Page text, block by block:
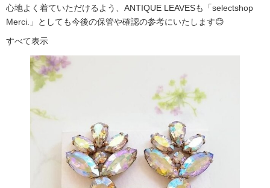
心地よく着ていただけるよう、ANTIQUE LEAVESも「selectshop
Merci.」としても今後の保管や確認の参考にいたします😊
すべて表示